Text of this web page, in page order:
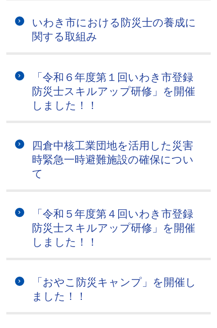
いわき市における防災士の養成に
関する取組み
「令和６年度第１回いわき市登録
防災士スキルアップ研修」を開催
しました！！
四倉中核工業団地を活用した災害
時緊急一時避難施設の確保につい
て
「令和５年度第４回いわき市登録
防災士スキルアップ研修」を開催
しました！！
「おやこ防災キャンプ」を開催し
ました！！